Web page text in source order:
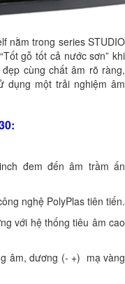
nằm trong series STUDIO
gỗ tốt cả nước sơn” khi
cùng chất âm rõ ràng,
dụng một trải nghiệm âm
đem đến âm trầm ấn
nghệ PolyPlas tiên tiến.
với hệ thống tiêu âm cao
âm, dương (- +) mạ vàng